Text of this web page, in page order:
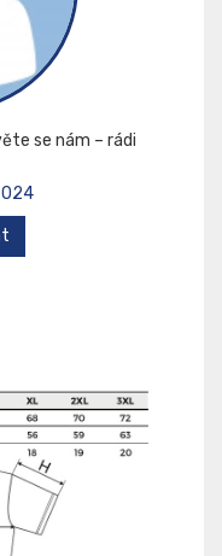
se nám – rádi